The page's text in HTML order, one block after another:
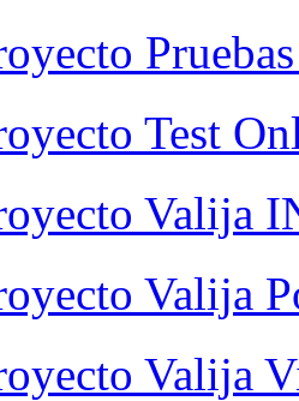
Test
Valija
Valija
Valija